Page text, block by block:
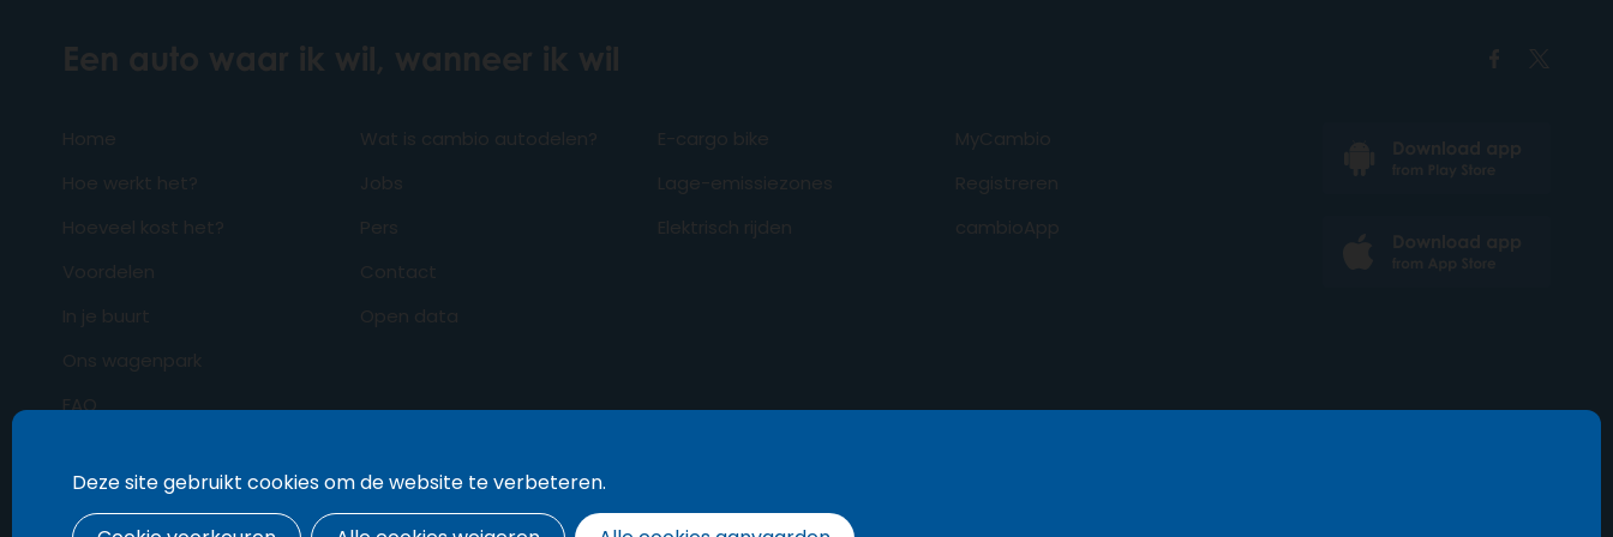
Een auto waar ik wil, wanneer ik wil
Home
Hoe werkt het?
Hoeveel kost het?
Voordelen
In je buurt
Ons wagenpark
FAQ
Wat is cambio autodelen?
Jobs
Pers
Contact
Open data
E-cargo bike
Lage-emissiezones
Elektrisch rijden
MyCambio
Registreren
cambioApp
Deze site gebruikt cookies om de website te verbeteren.